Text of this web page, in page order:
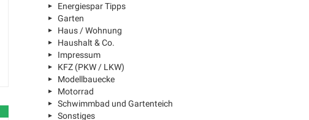
Energiespar Tipps
Garten
Haus / Wohnung
Haushalt & Co.
Impressum
KFZ (PKW / LKW)
Modellbauecke
Motorrad
Schwimmbad und Gartenteich
Sonstiges